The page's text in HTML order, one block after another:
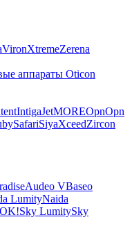
VironXtremeZerena
аппараты Oticon
IntigaJetMOREOpnOpn
SafariSiyaXceedZircon
Audeo VBaseo
LumityNaida
OK!Sky LumitySky